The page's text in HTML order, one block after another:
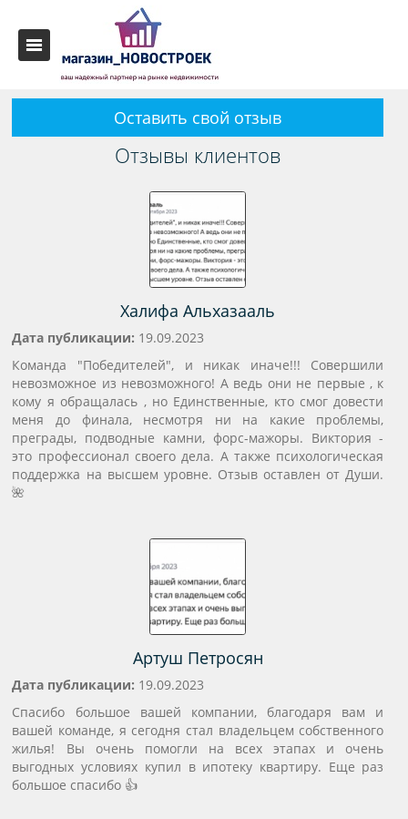
Оставить свой отзыв
Отзывы клиентов
Халифа Альхазааль
Дата публикации: 19.09.2023
Команда "Победителей", и никак иначе!!! Совершили
невозможное из невозможного! А ведь они не первые , к
кому я обращалась , но Единственные, кто смог довести
меня до финала, несмотря ни на какие проблемы,
преграды, подводные камни, форс-мажоры. Виктория -
это профессионал своего дела. А также психологическая
поддержка на высшем уровне. Отзыв оставлен от Души.
🌺
Артуш Петросян
Дата публикации: 19.09.2023
Спасибо большое вашей компании, благодаря вам и
вашей команде, я сегодня стал владельцем собственного
жилья! Вы очень помогли на всех этапах и очень
выгодных условиях купил в ипотеку квартиру. Еще раз
большое спасибо 👍